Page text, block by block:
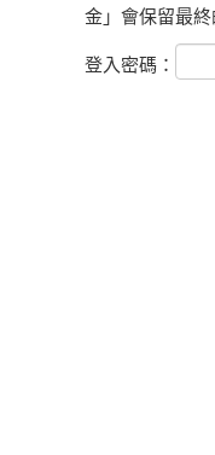
金」會保留最
登入密碼：